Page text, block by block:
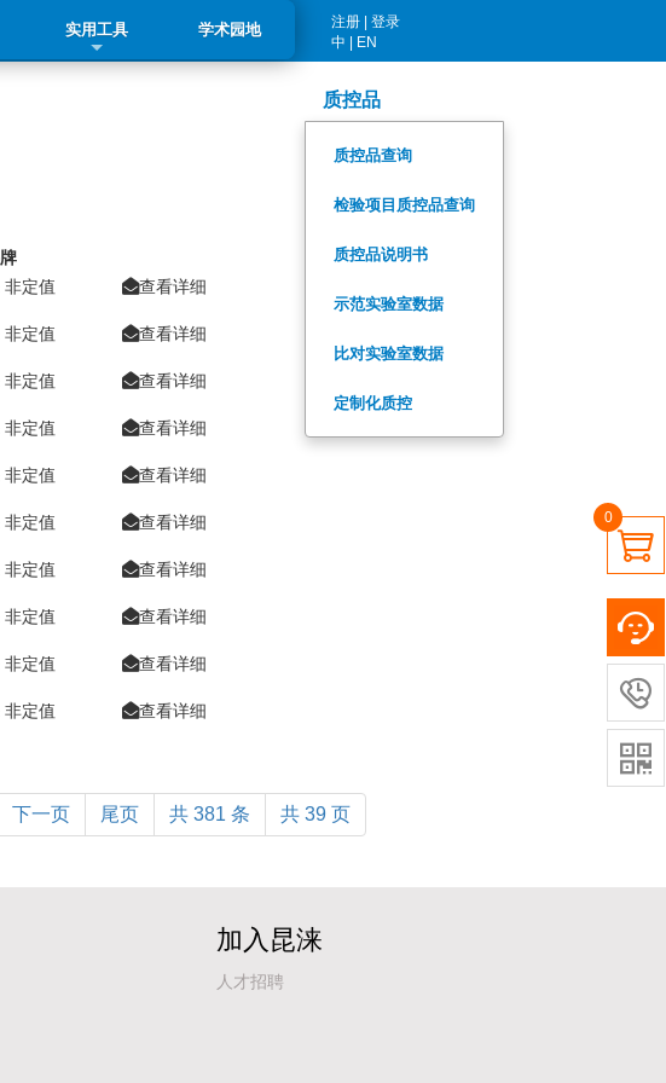
实用工具 学术园地 注册
登录
中
EN
非定值 查看详细
非定值 查看详细
非定值 查看详细
非定值 查看详细
非定值 查看详细
非定值 查看详细
非定值 查看详细
非定值 查看详细
非定值 查看详细
非定值 查看详细
质控品
质控品查询
检验项目质控品查询
质控品说明书
示范实验室数据
比对实验室数据
定制化质控
下一页 尾页 共 381 条 共 39 页
加入昆涞
人才招聘

0

